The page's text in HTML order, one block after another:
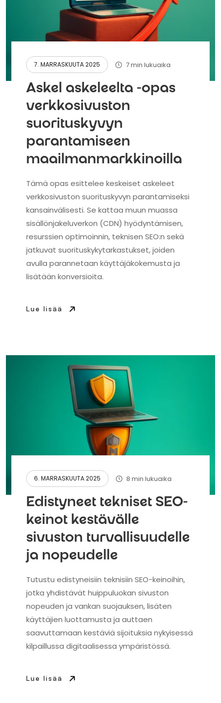
7. MARRASKUUTA 2025 7 min lukuaika
Askel askeleelta -opas
verkkosivuston
suorituskyvyn
parantamiseen
maailmanmarkkinoilla
Tämä opas esittelee keskeiset askeleet
verkkosivuston suorituskyvyn parantamiseksi
kansainvälisesti. Se kattaa muun muassa
sisällönjakeluverkon (CDN) hyödyntämisen,
resurssien optimoinnin, teknisen SEO:n sekä
jatkuvat suorituskykytarkastukset, joiden
avulla parannetaan käyttäjäkokemusta ja
lisätään konversioita.
Lue lisää
6. MARRASKUUTA 2025 8 min lukuaika
Edistyneet tekniset SEO-
keinot kestävälle
sivuston turvallisuudelle
ja nopeudelle
Tutustu edistyneisiin teknisiin SEO-keinoihin,
jotka yhdistävät huippuluokan sivuston
nopeuden ja vankan suojauksen, lisäten
käyttäjien luottamusta ja auttaen
saavuttamaan kestäviä sijoituksia nykyisessä
kilpaillussa digitaalisessa ympäristössä.
Lue lisää